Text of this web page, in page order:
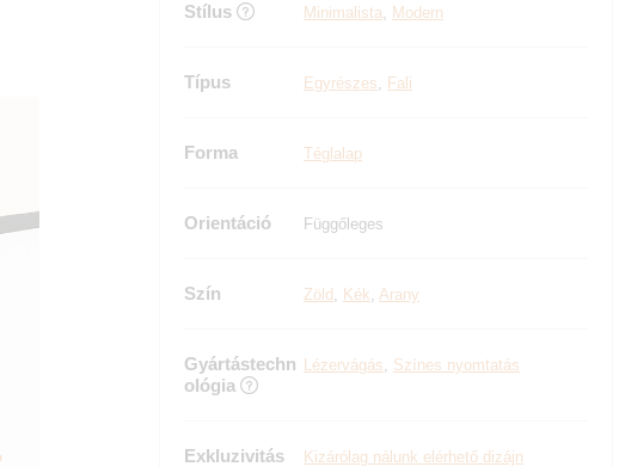
Stílus Minimalista, Modern
Típus Egyrészes, Fali
Forma Téglalap
Orientáció Függőleges
Szín Zöld , Kék, Arany
Gyártástechn
ológia
Lézervágás, Színes nyomtatás
Exkluzivitás Kizárólag nálunk elérhető dizájn